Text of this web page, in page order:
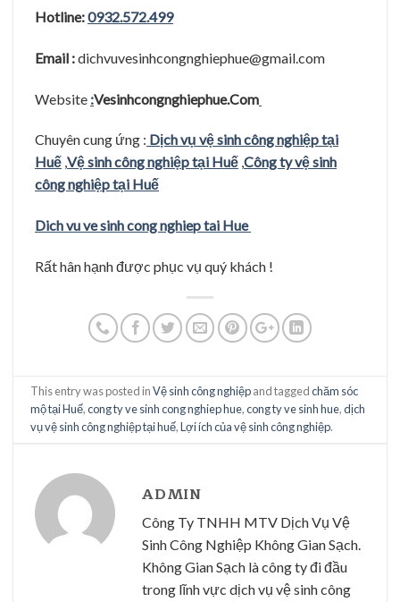
Hotline:0932.572.499
Email :dichvuvesinhcongnghiephue@gmail.com
Website :Vesinhcongnghiephue.Com
Chuyên cung ứng : Dịch vụ vệ sinh công nghiệp tại
Huế ,Vệ sinh công nghiệp tại Huế ,Công ty vệ sinh
công nghiệp tại Huế
Dich vu ve sinh cong nghiep tai Hue
Rất hân hạnh được phục vụ quý khách !
This entry was posted inVệ sinh công nghiệpand taggedchăm sóc
mộ tại Huế,cong ty ve sinh cong nghiep hue,cong ty ve sinh hue,dịch
vụ vệ sinh công nghiệp tại huế,Lợi ích của vệ sinh công nghiệp.
ADMIN
Công Ty TNHH MTV Dịch Vụ Vệ
Sinh Công Nghiệp Không Gian Sạch.
Không Gian Sạch là công ty đi đầu
trong lĩnh vực dịch vụ vệ sinh công